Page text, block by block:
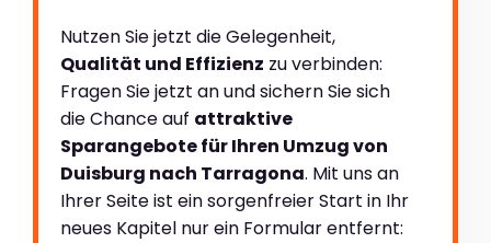
Nutzen Sie jetzt die Gelegenheit,
Qualität und Effizienz zu verbinden:
Fragen Sie jetzt an und sichern Sie sich
die Chance auf attraktive
Sparangebote für Ihren Umzug von
Duisburg nach Tarragona. Mit uns an
Ihrer Seite ist ein sorgenfreier Start in Ihr
neues Kapitel nur ein Formular entfernt: